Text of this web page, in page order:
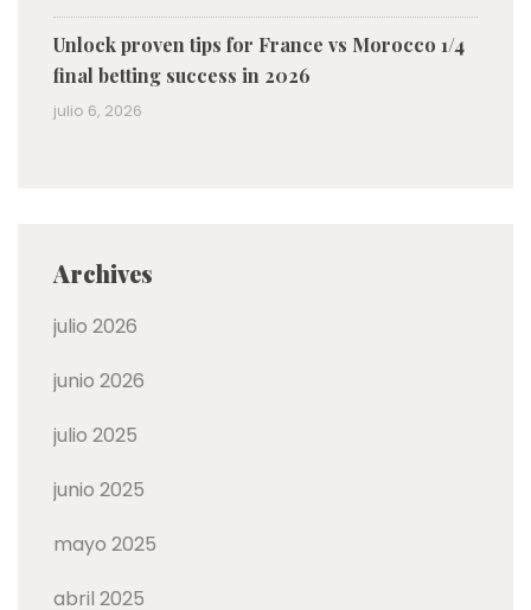
Unlock proven tips for France vs Morocco 1/4
final betting success in 2026
julio 6, 2026
Archives
julio 2026
junio 2026
julio 2025
junio 2025
mayo 2025
abril 2025